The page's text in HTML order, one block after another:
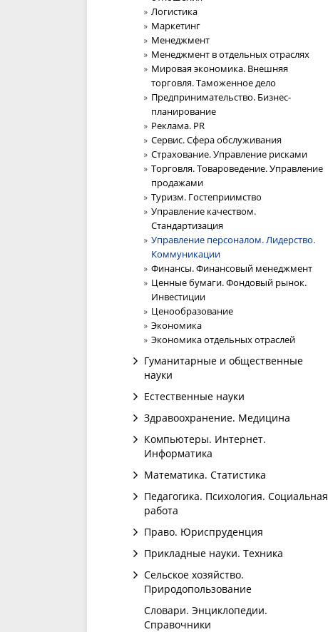
Логистика
Маркетинг
Менеджмент
Менеджмент в отдельных отраслях
Мировая экономика. Внешняя
торговля. Таможенное дело
Предпринимательство. Бизнес-
планирование
Реклама. PR
Сервис. Сфера обслуживания
Страхование. Управление рисками
Торговля. Товароведение. Управление
продажами
Туризм. Гостеприимство
Управление качеством.
Стандартизация
Управление персоналом. Лидерство.
Коммуникации
Финансы. Финансовый менеджмент
Ценные бумаги. Фондовый рынок.
Инвестиции
Ценообразование
Экономика
Экономика отдельных отраслей
Гуманитарные и общественные
науки
Естественные науки
Здравоохранение. Медицина
Компьютеры. Интернет.
Информатика
Математика. Статистика
Педагогика. Психология. Социальная
работа
Право. Юриспруденция
Прикладные науки. Техника
Сельское хозяйство.
Природопользование
Словари. Энциклопедии.
Справочники